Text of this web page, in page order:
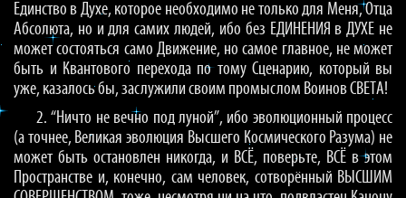
Единство в Духе, которое необходимо не только для Меня, Отца
Абсолюта, но и для самих людей, ибо без ЕДИНЕНИЯ в ДУХЕ не
может состояться само Движение, но самое главное, не может
быть и Квантового перехода по тому Сценарию, который вы
уже, казалось бы, заслужили своим промыслом Воинов СВЕТА!
2. “Ничто не вечно под луной”, ибо эволюционный процесс
(а точнее, Великая эволюция Высшего Космического Разума) не
может быть остановлен никогда, и ВСЁ, поверьте, ВСЁ в этом
Пространстве и, конечно, сам человек, сотворённый ВЫСШИМ